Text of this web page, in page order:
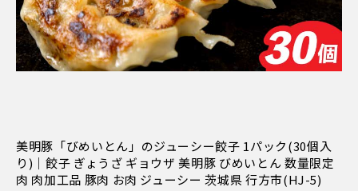
美明豚「びめいとん」のジューシー餃子 1パック(30個入
り)｜餃子 ぎょうざ ギョウザ 美明豚 びめいとん 数量限定
肉 肉加工品 豚肉 お肉 ジューシー 茨城県 行方市(HJ-5)